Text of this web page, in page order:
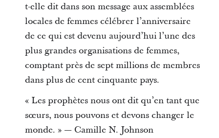
t-elle dit dans son message aux assemblées
locales de femmes célébrer l’anniversaire
de ce qui est devenu aujourd’hui l’une des
plus grandes organisations de femmes,
comptant près de sept millions de membres
dans plus de cent cinquante pays.
« Les prophètes nous ont dit qu’en tant que
sœurs, nous pouvons et devons changer le
monde. » — Camille N. Johnson